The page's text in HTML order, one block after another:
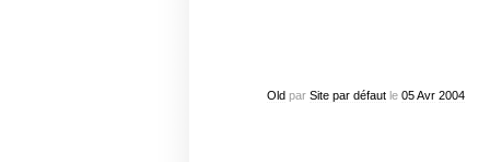
Oldpar Site par défautle 05 Avr 2004